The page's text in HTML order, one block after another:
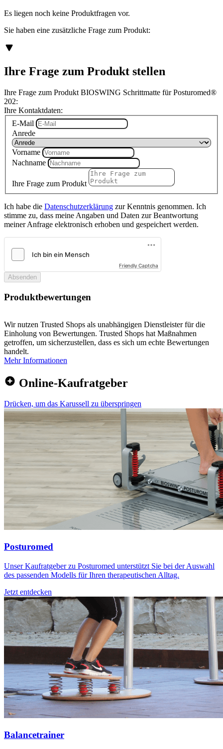
Es liegen noch keine Produktfragen vor.
Sie haben eine zusätzliche Frage zum Produkt:
Ihre Frage zum Produkt stellen
Ihre Frage zum Produkt BIOSWING Schrittmatte für Posturomed®
202:
Ihre Kontaktdaten:
E-Mail
Anrede
Vorname
Nachname
Ihre Frage zum Produkt
Ich habe die Datenschutzerklärung zur Kenntnis genommen. Ich
stimme zu, dass meine Angaben und Daten zur Beantwortung
meiner Anfrage elektronisch erhoben und gespeichert werden.
Friendly Captcha
Absenden
Produktbewertungen
Wir nutzen Trusted Shops als unabhängigen Dienstleister für die
Einholung von Bewertungen. Trusted Shops hat Maßnahmen
getroffen, um sicherzustellen, dass es sich um echte Bewertungen
handelt.
Mehr Informationen
Online-Kaufratgeber
Drücken, um das Karussell zu überspringen
Posturomed
Unser Kaufratgeber zu Posturomed unterstützt Sie bei der Auswahl
des passenden Modells für Ihren therapeutischen Alltag.
Jetzt entdecken
Balancetrainer